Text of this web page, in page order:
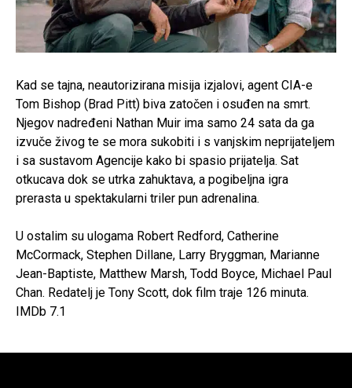
Kad se tajna, neautorizirana misija izjalovi, agent CIA-e
Tom Bishop (Brad Pitt) biva zatočen i osuđen na smrt.
Njegov nadređeni Nathan Muir ima samo 24 sata da ga
izvuče živog te se mora sukobiti i s vanjskim neprijateljem
i sa sustavom Agencije kako bi spasio prijatelja. Sat
otkucava dok se utrka zahuktava, a pogibeljna igra
prerasta u spektakularni triler pun adrenalina.
U ostalim su ulogama Robert Redford, Catherine
McCormack, Stephen Dillane, Larry Bryggman, Marianne
Jean-Baptiste, Matthew Marsh, Todd Boyce, Michael Paul
Chan. Redatelj je Tony Scott, dok film traje 126 minuta.
IMDb 7.1